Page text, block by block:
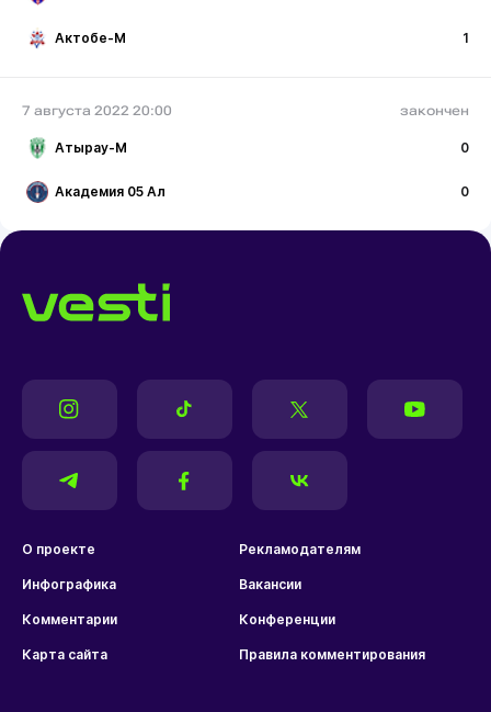
Актобе-М 1
7 августа 2022 20:00 закончен
Атырау-М 0
Академия 05 Ал 0
О проекте Рекламодателям
Инфографика Вакансии
Комментарии Конференции
Карта сайта Правила комментирования